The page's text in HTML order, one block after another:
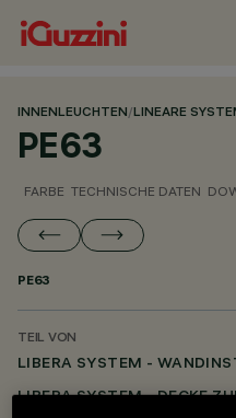
INNENLEUCHTEN/LINEARE
PE63
FARBE TECHNISCHE DATEN
PE63
TEIL VON
LIBERA SYSTEM -
LIBERA SYSTEM - DECKE